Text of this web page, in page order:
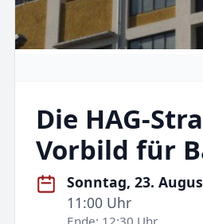
Die HAG-
Vorbild für
Sonntag, 23.
11:00 Uhr